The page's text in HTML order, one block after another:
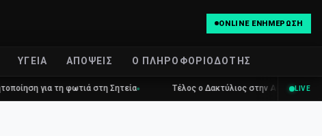
ONLINE ΕΝΗΜΈΡΩΣΗ
ΥΓΕΊΑ ΑΠΌΨΕΙΣ Ο ΠΛΗΡΟΦΟΡΙΟΔΌΤΗΣ
για τη φωτιά στη Σητεία Τέλος ο Δακτύλιος στην Αθήνα: Ελεύθερη η
LIVE